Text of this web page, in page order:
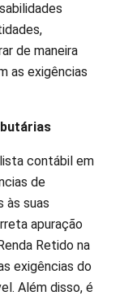
de maneira
as exigências
contábil em
de
às suas
apuração
Retido na
exigências do
Além disso, é